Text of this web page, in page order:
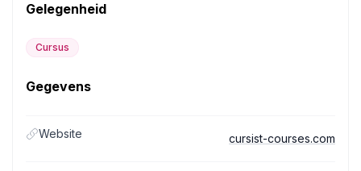
Gelegenheid
Cursus
Gegevens
Website cursist-courses.com